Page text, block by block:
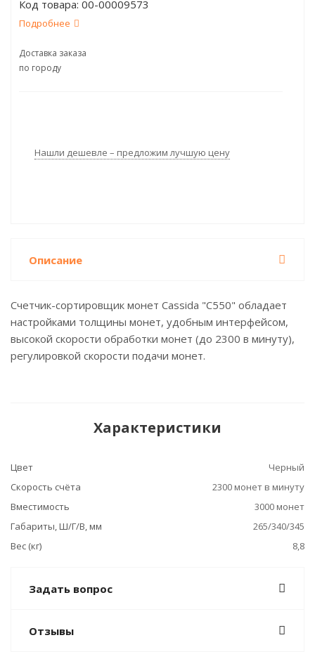
Код товара: 00-00009573
Подробнее
Доставка заказа
по городу
Нашли дешевле – предложим лучшую цену
Описание
Счетчик-сортировщик монет Cassida "C550" обладает
настройками толщины монет, удобным интерфейсом,
высокой скорости обработки монет (до 2300 в минуту),
регулировкой скорости подачи монет.
Характеристики
Цвет
Черный
Скорость счёта
2300 монет в минуту
Вместимость
3000 монет
Габариты, Ш/Г/В, мм
265/340/345
Вес (кг)
8,8
Задать вопрос
Отзывы